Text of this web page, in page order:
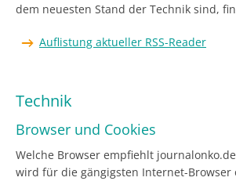
dem neuesten Stand der Technik sind,
Auflistung aktueller RSS-Reader
Technik
Browser und Cookies
Welche Browser empfiehlt
wird für die gängigsten Internet-